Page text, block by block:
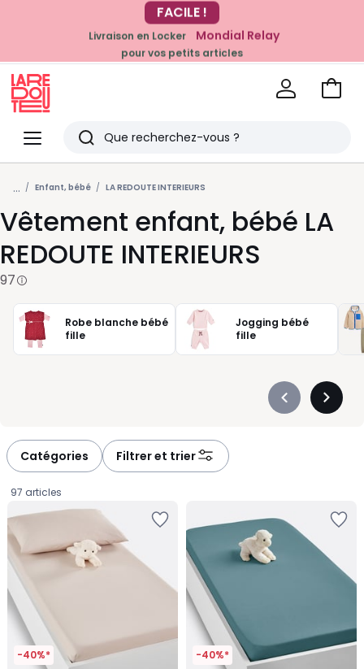
EN CE MOMENT
-20% dès 39€*
sur la mode
Livraison en Locker Mondial Relay
pour vos petits articles
Menu
Redoute
Rechercher
Derniers
articles
vus
Voir
... Enfant, bébé LA REDOUTE INTERIEURS
Vêtement enfant, bébé LA
REDOUTE INTERIEURS
97
Robe blanche bébé
fille
Jogging bébé
fille
Précédent
Catégories Filtrer et trier
97 articles
-40%* -40%*